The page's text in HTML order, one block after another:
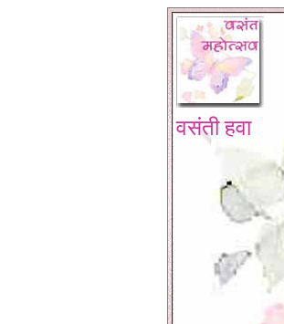
वसंती हवा